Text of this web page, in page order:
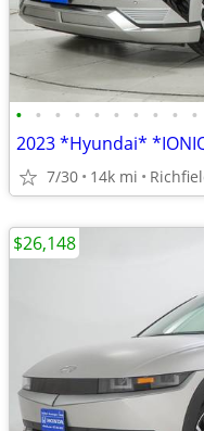
• • • • • • • • • •
2023 *Hyundai*
7/30 14k mi
$26,148